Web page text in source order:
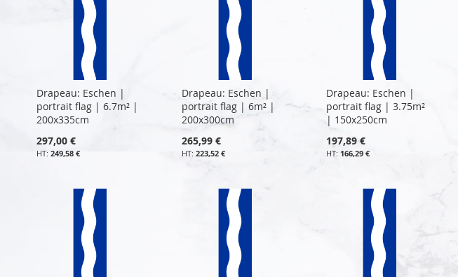
Drapeau: Eschen |
portrait flag | 6.7m² |
200x335cm
297,00 €
249,58 €
Drapeau: Eschen |
portrait flag | 6m² |
200x300cm
265,99 €
223,52 €
Drapeau: Eschen |
portrait flag | 3.75m²
| 150x250cm
197,89 €
166,29 €